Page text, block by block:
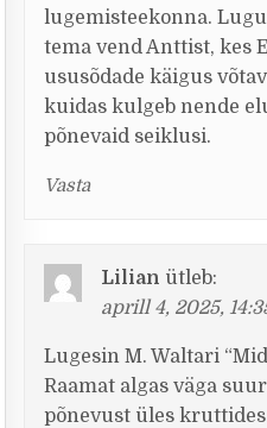
lugemisteekonna. Lugu
tema vend Anttist, kes
ususõdade käigus
kuidas kulgeb nende
põnevaid seiklusi.
Vasta
Lilian ütleb:
aprill 4, 2025,
Lugesin M. Waltari
Raamat algas väga
põnevust üles kruttides